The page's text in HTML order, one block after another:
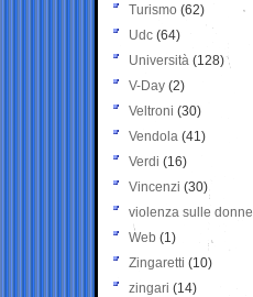
Turismo (62)
Udc (64)
Università (128)
V-Day (2)
Veltroni (30)
Vendola (41)
Verdi (16)
Vincenzi (30)
violenza sulle donne
Web (1)
Zingaretti (10)
zingari (14)